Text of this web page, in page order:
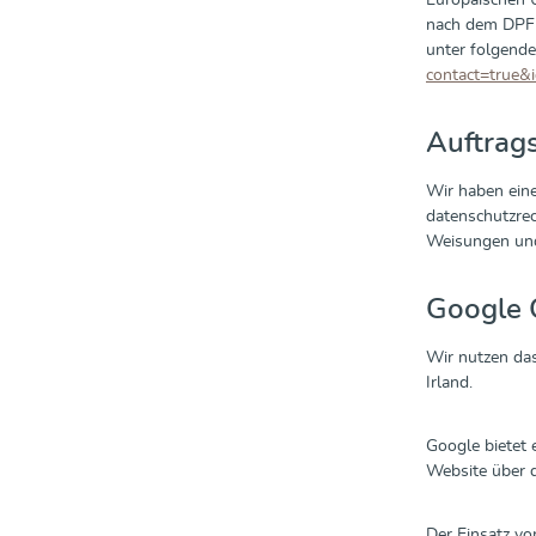
nach dem
unter
Wir haben
Weisungen
Google
Wir nutzen
Irland.
Google bietet
Website über